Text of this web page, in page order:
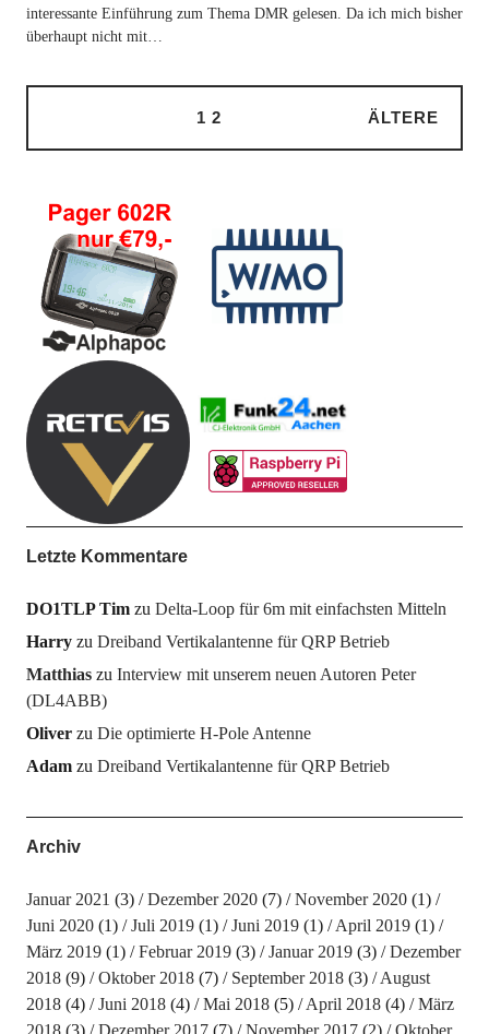
interessante Einführung zum Thema DMR gelesen. Da ich mich bisher
überhaupt nicht mit…
1 2 ÄLTERE
Letzte Kommentare
DO1TLP Timzu Delta-Loop für 6m mit einfachsten Mitteln
Harryzu Dreiband Vertikalantenne für QRP Betrieb
Matthiaszu Interview mit unserem neuen Autoren Peter
(DL4ABB)
Oliverzu Die optimierte H-Pole Antenne
Adamzu Dreiband Vertikalantenne für QRP Betrieb
Archiv
Januar 2021 (3) Dezember 2020(7) November 2020(1)
Juni 2020(1) Juli 2019(1) Juni 2019(1) April 2019(1)
März 2019(1) Februar 2019(3) Januar 2019(3)
Dezember
2018(9) Oktober 2018(7) September 2018(3)
August
2018(4) Juni 2018(4) Mai 2018(5) April 2018(4)
März
2018(3) Dezember 2017(7) November 2017(2) Oktober